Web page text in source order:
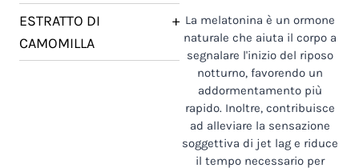
ESTRATTO DI
CAMOMILLA
+ La melatonina è un ormone
naturale che aiuta il corpo a
segnalare l'inizio del riposo
notturno, favorendo un
addormentamento più
rapido. Inoltre, contribuisce
ad alleviare la sensazione
soggettiva di jet lag e riduce
il tempo necessario per